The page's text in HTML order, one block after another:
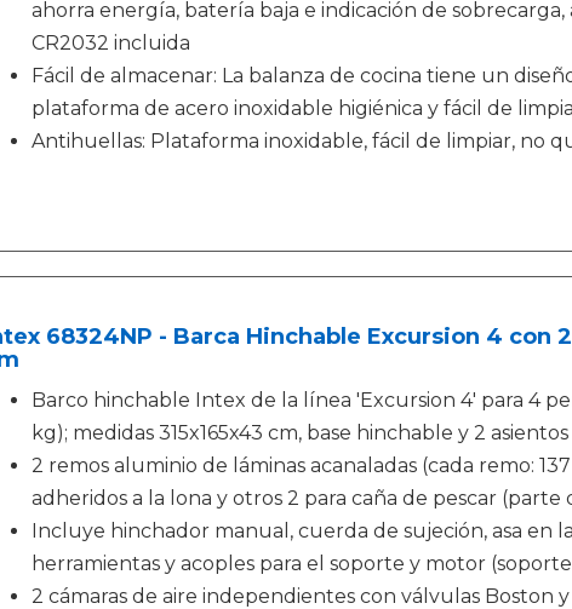
ahorra energía, batería baja e indicación de
CR2032 incluida
Fácil de almacenar: La balanza de cocina tiene un
plataforma de acero inoxidable higiénica y fácil de
Antihuellas: Plataforma inoxidable, fácil de limpiar, no
68324NP - Barca Hinchable Excursion 4 con 2
Barco hinchable Intex de la línea 'Excursion 4' para 4
kg); medidas 315x165x43 cm, base hinchable y 2
2 remos aluminio de láminas acanaladas (cada remo:
adheridos a la lona y otros 2 para caña de pescar (parte
Incluye hinchador manual, cuerda de sujeción, asa en
herramientas y acoples para el soporte y motor
2 cámaras de aire independientes con válvulas Boston